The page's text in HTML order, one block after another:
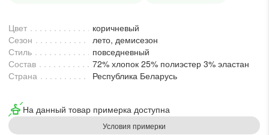
Цвет
коричневый
Сезон
лето, демисезон
Стиль
повседневный
Состав
72% хлопок 25% полиэстер 3% эластан
Страна
Республика Беларусь
На данный товар примерка доступна
Условия примерки